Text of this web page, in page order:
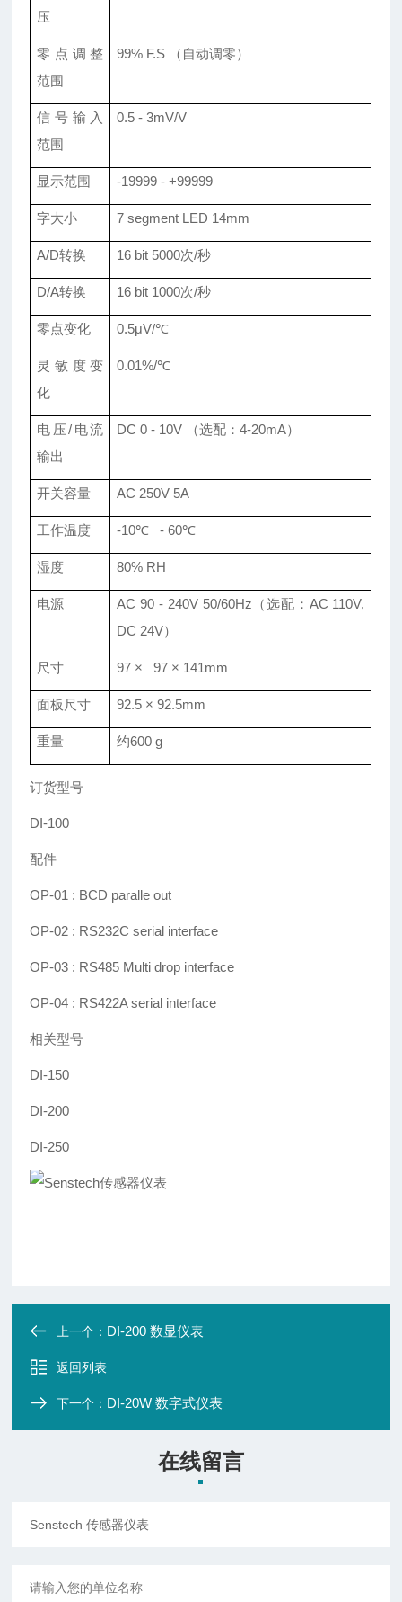
压
零点调整
范围
99% F.S （自动调零）
信号输入
范围
0.5 - 3mV/V
显示范围 -19999 - +99999
字大小 7 segment LED 14mm
A/D转换 16 bit 5000次/秒
D/A转换 16 bit 1000次/秒
零点变化 0.5μV/℃
灵敏度变
化
0.01%/℃
电压/电流
输出
DC 0 - 10V （选配：4-20mA）
开关容量 AC 250V 5A
工作温度 -10℃ - 60℃
湿度 80% RH
电源
AC 90 - 240V 50/60Hz（选配：AC 110V,
DC 24V）
尺寸 97 × 97 × 141mm
面板尺寸 92.5 × 92.5mm
重量 约600 g
订货型号
DI-100
配件
OP-01 : BCD paralle out
OP-02 : RS232C serial interface
OP-03 : RS485 Multi drop interface
OP-04 : RS422A serial interface
相关型号
DI-150
DI-200
DI-250
上一个： DI-200 数显仪表
返回列表
下一个： DI-20W 数字式仪表
在线留言